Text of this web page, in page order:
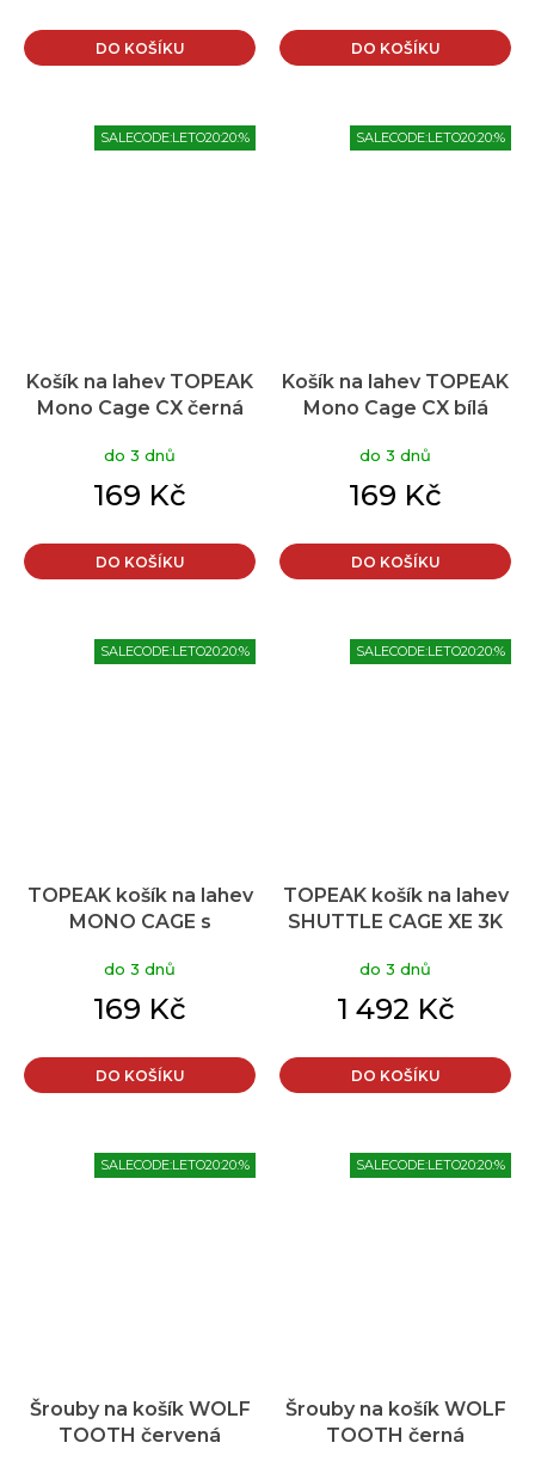
DO KOŠÍKU DO KOŠÍKU
SALECODE:LETO20:20:%
Košík na lahev TOPEAK
Mono Cage CX černá
do 3 dnů
169 Kč
DO KOŠÍKU
SALECODE:LETO20:20:%
Košík na lahev TOPEAK
Mono Cage CX bílá
do 3 dnů
169 Kč
DO KOŠÍKU
SALECODE:LETO20:20:%
TOPEAK košík na lahev
MONO CAGE s
lahve černá
do 3 dnů
169 Kč
DO KOŠÍKU
SALECODE:LETO20:20:%
TOPEAK košík na lahev
SHUTTLE CAGE XE 3K
do 3 dnů
1 492 Kč
DO KOŠÍKU
SALECODE:LETO20:20:%
Šrouby na košík WOLF
TOOTH červená
SALECODE:LETO20:20:%
Šrouby na košík WOLF
TOOTH černá